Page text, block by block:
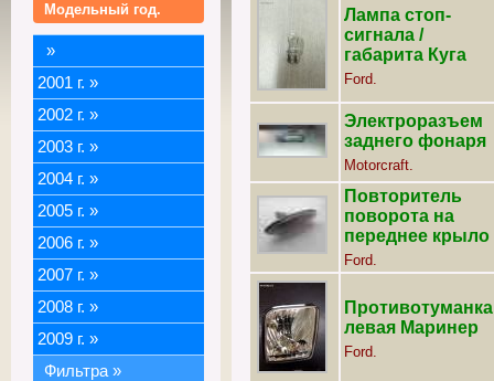
Модельный год.
»
2001 г. »
2002 г. »
2003 г. »
2004 г. »
2005 г. »
2006 г. »
2007 г. »
2008 г. »
2009 г. »
Фильтра »
Лампа стоп-
сигнала /
габарита Куга
Ford.
Электроразъем
заднего фонаря
Motorcraft.
Повторитель
поворота на
переднее крыло
Ford.
Противотуманка
левая Маринер
Ford.